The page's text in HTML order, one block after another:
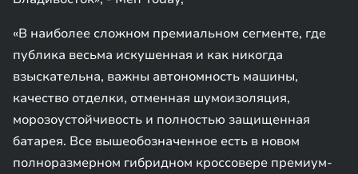
«В наиболее сложном премиальном сегменте, где
публика весьма искушенная и как никогда
взыскательна, важны автономность машины,
качество отделки, отменная шумоизоляция,
морозоустойчивость и полностью защищенная
батарея. Все вышеобозначенное есть в новом
полноразмерном гибридном кроссовере премиум-